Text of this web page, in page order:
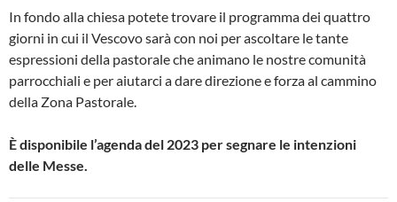
In fondo alla chiesa potete trovare il programma dei quattro
giorni in cui il Vescovo sarà con noi per ascoltare le tante
espressioni della pastorale che animano le nostre comunità
parrocchiali e per aiutarci a dare direzione e forza al cammino
della Zona Pastorale.
È disponibile l’agenda del 2023 per segnare le intenzioni
delle Messe.